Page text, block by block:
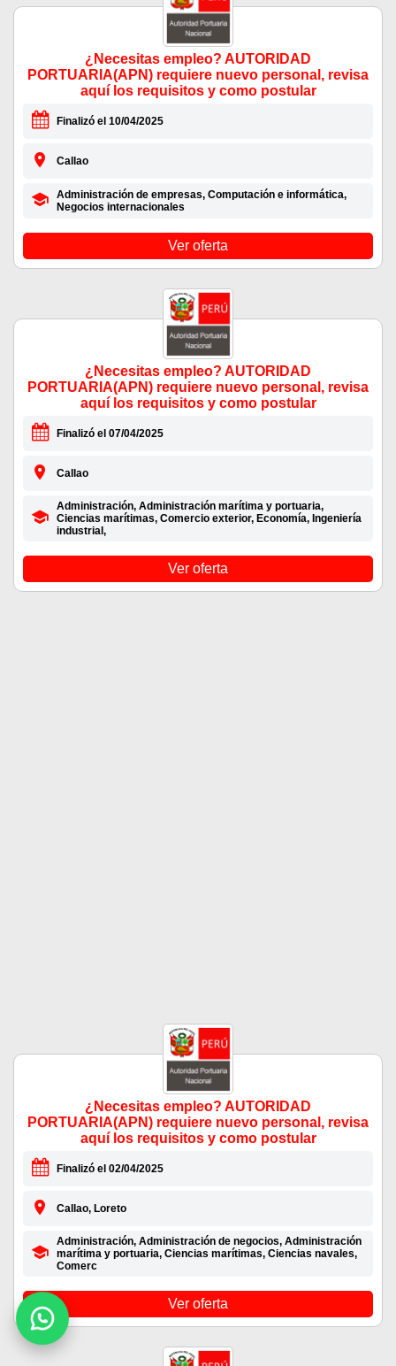
¿Necesitas empleo? AUTORIDAD
PORTUARIA(APN) requiere nuevo personal, revisa
aquí los requisitos y como postular
Finalizó el 10/04/2025
Callao
Administración de empresas, Computación e informática,
Negocios internacionales
Ver oferta
¿Necesitas empleo? AUTORIDAD
PORTUARIA(APN) requiere nuevo personal, revisa
aquí los requisitos y como postular
Finalizó el 07/04/2025
Callao
Administración, Administración marítima y portuaria,
Ciencias marítimas, Comercio exterior, Economía, Ingeniería
industrial,
Ver oferta
¿Necesitas empleo? AUTORIDAD
PORTUARIA(APN) requiere nuevo personal, revisa
aquí los requisitos y como postular
Finalizó el 02/04/2025
Callao, Loreto
Administración, Administración de negocios, Administración
marítima y portuaria, Ciencias marítimas, Ciencias navales,
Comerc
Ver oferta